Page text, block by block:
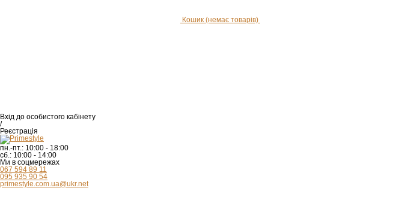
Кошик (немає товарів)
Вхід до особистого кабінету
/
Реєстрація
пн.-пт.: 10:00 - 18:00
сб.: 10:00 - 14:00
Ми в соцмережах
067 594 89 11
095 935 90 54
primestyle.com.ua@ukr.net